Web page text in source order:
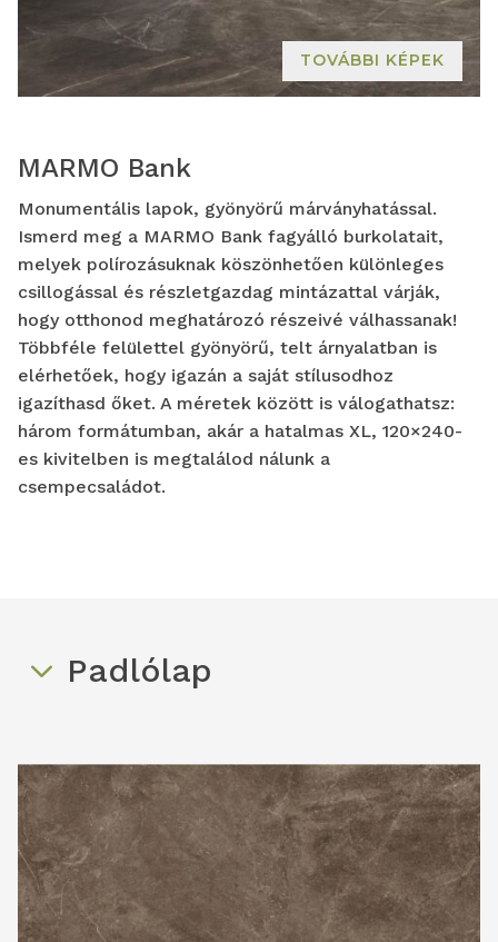
TOVÁBBI KÉPEK
MARMO Bank
Monumentális lapok, gyönyörű márványhatással.
Ismerd meg a MARMO Bank fagyálló burkolatait,
melyek polírozásuknak köszönhetően különleges
csillogással és részletgazdag mintázattal várják,
hogy otthonod meghatározó részeivé válhassanak!
Többféle felülettel gyönyörű, telt árnyalatban is
elérhetőek, hogy igazán a saját stílusodhoz
igazíthasd őket. A méretek között is válogathatsz:
három formátumban, akár a hatalmas XL, 120×240-
es kivitelben is megtalálod nálunk a
csempecsaládot.
Padlólap